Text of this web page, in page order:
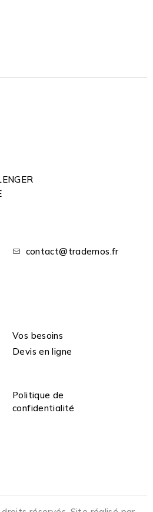
contact@trademos.fr
Vos besoins
Devis en ligne
Politique de
confidentialité